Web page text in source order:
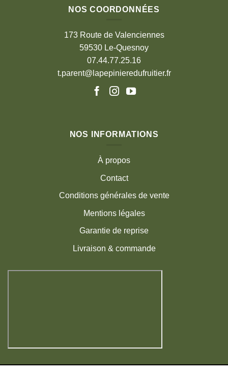
NOS COORDONNÉES
173 Route de Valenciennes
59530 Le-Quesnoy
07.44.77.25.16
t.parent@lapepinieredufruitier.fr
NOS INFORMATIONS
À propos
Contact
Conditions générales de vente
Mentions légales
Garantie de reprise
Livraison & commande